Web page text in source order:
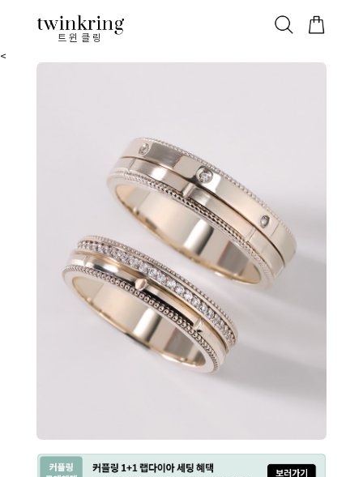
트윈클링
ALL 베스트 안쪽막음 웨딩/다이아 가드링/반지
<